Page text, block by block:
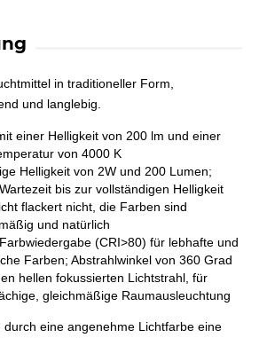
in traditioneller Form,
und langlebig.
einer Helligkeit von 200 lm und einer
von 4000 K
Helligkeit von 2W und 200 Lumen;
bis zur vollständigen Helligkeit
flackert nicht, die Farben sind
und natürlich
(CRI>80) für lebhafte und
Farben; Abstrahlwinkel von 360 Grad
hellen fokussierten Lichtstrahl, für
gleichmäßige Raumausleuchtung
durch eine angenehme Lichtfarbe eine